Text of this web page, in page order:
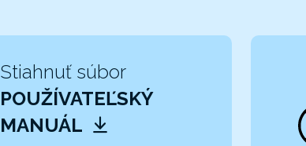
Stiahnuť súbor
POUŽÍVATEĽSKÝ
MANUÁL